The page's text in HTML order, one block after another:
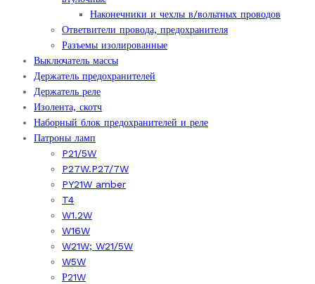
Наконечники и чехлы в/вольтных проводов
Ответвители провода, предохранителя
Разъемы изолированные
Выключатель массы
Держатель предохранителей
Держатель реле
Изолента, скотч
Наборный блок предохранителей и реле
Патроны ламп
P21/5W
P27W.P27/7W
PY21W amber
T4
W1.2W
W16W
W21W; W21/5W
W5W
Р21W